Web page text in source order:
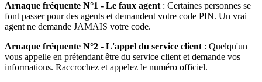
Arnaque fréquente N°1 - Le faux agent : Certaines personnes se
font passer pour des agents et demandent votre code PIN. Un vrai
agent ne demande JAMAIS votre code.
Arnaque fréquente N°2 - L'appel du service client : Quelqu'un
vous appelle en prétendant être du service client et demande vos
informations. Raccrochez et appelez le numéro officiel.